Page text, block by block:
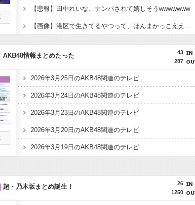
【悲報】田中れいな、ナンパされて嬉しそうwwwwwww
【画像】港区で生きてるやつって、ほんまかっこええんか？その衝撃のリアルがこれｗｗｗｗ
43
287
AKB48情報まとめたった
2026年3月25日のAKB48関連のテレビ
2026年3月24日のAKB48関連のテレビ
2026年3月23日のAKB48関連のテレビ
2026年3月20日のAKB48関連のテレビ
2026年3月19日のAKB48関連のテレビ
26
1250
超・乃木坂まとめ誕生！